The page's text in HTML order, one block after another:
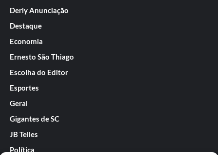
Derly Anunciação
Destaque
Economia
Ernesto São Thiago
Escolha do Editor
Esportes
Geral
Gigantes de SC
JB Telles
Política